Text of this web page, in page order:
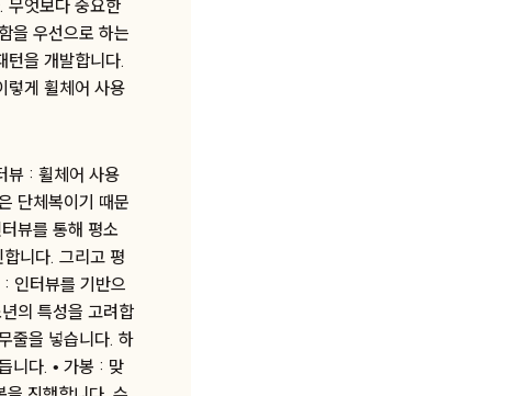
무엇보다 중요한
을 우선으로 하는
턴을 개발합니다.
렇게 휠체어 사용
: 휠체어 사용
단체복이기 때문
뷰를 통해 평소
니다. 그리고 평
인터뷰를 기반으
의 특성을 고려합
줄을 넣습니다. 하
니다. • 가봉 : 맞